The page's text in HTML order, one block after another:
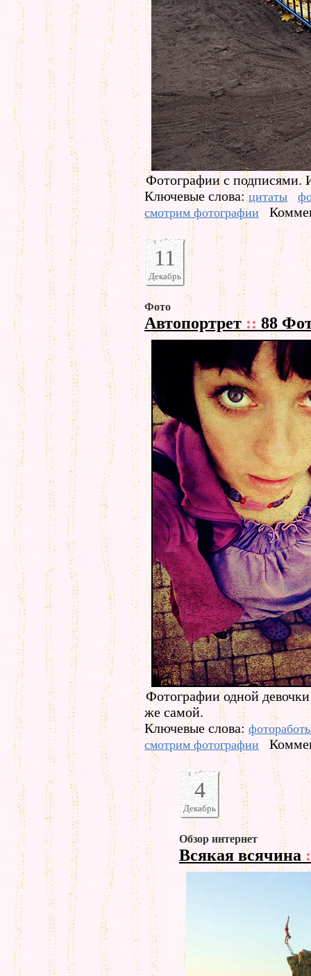
Фотографии с подписями.
Ключевые слова:цитаты
смотрим фотографии
11
Декабрь
Фото
Автопортрет:: 88
Фотографии одной
же самой.
Ключевые слова:
смотрим фотографии
4
Декабрь
Обзор интернет
Всякая всячина